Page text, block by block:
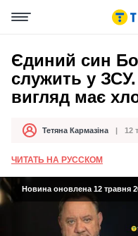
Єдиний син
служить у
вигляд має
АвторТетяна Кармазіна
Дата публікації 12
ЧИТАТЬ НА РУССКОМ
Новина оновлена 12 травня